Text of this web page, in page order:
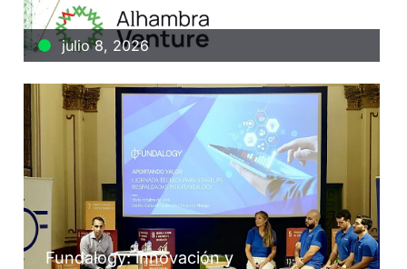
julio 8, 2026
Fundalogy: innovación y